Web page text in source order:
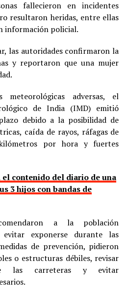
fallecieron en incidentes
resultaron heridas, entre ellas
información policial.
las autoridades confirmaron la
y reportaron que una mujer
meteorológicas adversas, el
de India (IMD) emitió
debido a la posibilidad de
caída de rayos, ráfagas de
por hora y fuertes
el contenido del diario de una
3 hijos con bandas de
a la población
exponerse durante las
de prevención, pidieron
o estructuras débiles, revisar
las carreteras y evitar